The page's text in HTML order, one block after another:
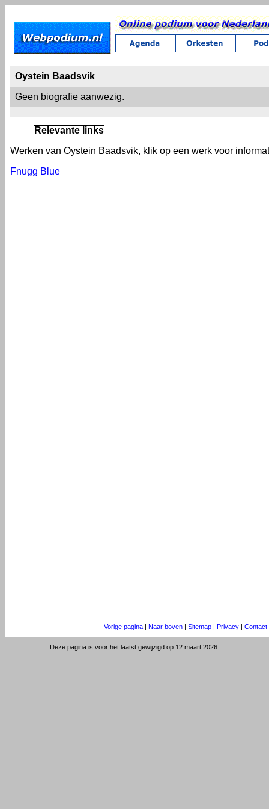
Oystein Baadsvik
Geen biografie aanwezig.
Relevante links
Werken van Oystein Baadsvik, klik op een werk voor
Fnugg Blue
Vorige pagina | Naar boven | Sitemap | Privacy | Contact
Deze pagina is voor het laatst gewijzigd op 12 maart 2026.